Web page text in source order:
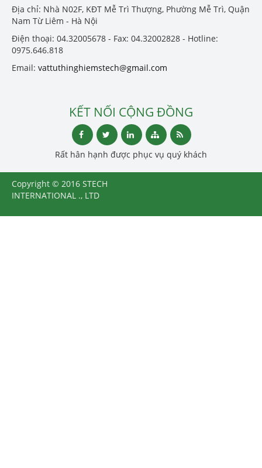
Địa chỉ: Nhà N02F, KĐT Mễ Trì Thượng, Phường Mễ Trì, Quận
Nam Từ Liêm - Hà Nội
Điện thoại: 04.32005678 - Fax: 04.32002828 - Hotline:
0975.646.818
Email: vattuthinghiemstech@gmail.com
KẾT NỐI CỘNG ĐỒNG
Rất hân hạnh được phục vụ quý khách
Copyright © 2016 STECH
INTERNATIONAL ., LTD